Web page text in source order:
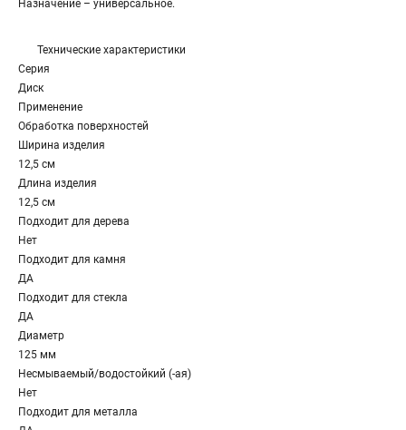
Назначение – универсальное.
Технические характеристики
Серия
Диск
Применение
Обработка поверхностей
Ширина изделия
12,5 см
Длина изделия
12,5 см
Подходит для дерева
Нет
Подходит для камня
ДА
Подходит для стекла
ДА
Диаметр
125 мм
Несмываемый/водостойкий (-ая)
Нет
Подходит для металла